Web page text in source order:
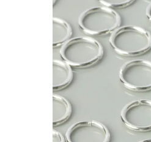
Kółeczka
Elementy
można
drobnych
Charakterystyka:
• Rodzaj produktu: